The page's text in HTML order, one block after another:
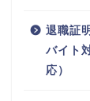
退職証
バイト
応）